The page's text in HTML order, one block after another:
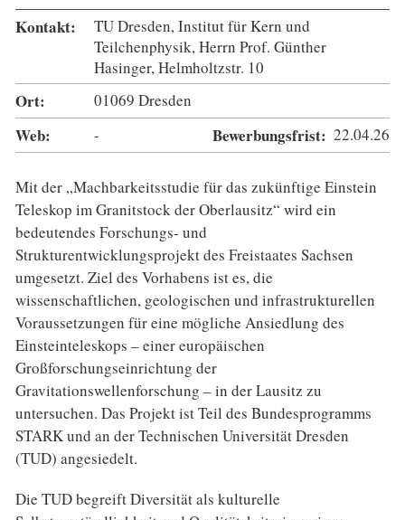
Kontakt:
TU Dresden, Institut für Kern und
Teilchenphysik, Herrn Prof. Günther
Hasinger, Helmholtzstr. 10
Ort: 01069 Dresden
Web: - Bewerbungsfrist: 22.04.26
Mit der „Machbarkeitsstudie für das zukünftige Einstein
Teleskop im Granitstock der Oberlausitz“ wird ein
bedeutendes Forschungs- und
Strukturentwicklungsprojekt des Freistaates Sachsen
umgesetzt. Ziel des Vorhabens ist es, die
wissenschaftlichen, geologischen und infrastrukturellen
Voraussetzungen für eine mögliche Ansiedlung des
Einsteinteleskops – einer europäischen
Großforschungseinrichtung der
Gravitationswellenforschung – in der Lausitz zu
untersuchen. Das Projekt ist Teil des Bundesprogramms
STARK und an der Technischen Universität Dresden
(TUD) angesiedelt.
Die TUD begreift Diversität als kulturelle